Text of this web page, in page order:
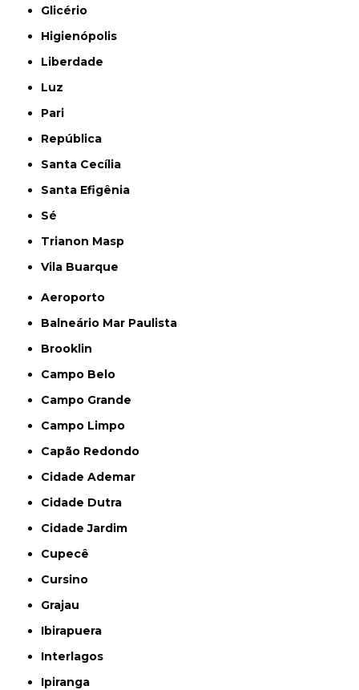
Glicério
Higienópolis
Liberdade
Luz
Pari
República
Santa Cecília
Santa Efigênia
Sé
Trianon Masp
Vila Buarque
Aeroporto
Balneário Mar Paulista
Brooklin
Campo Belo
Campo Grande
Campo Limpo
Capão Redondo
Cidade Ademar
Cidade Dutra
Cidade Jardim
Cupecê
Cursino
Grajau
Ibirapuera
Interlagos
Ipiranga